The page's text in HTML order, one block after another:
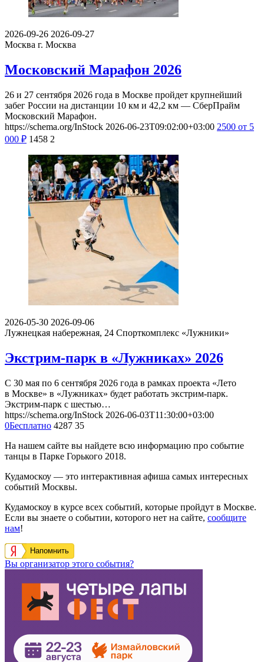
2026-09-26 2026-09-27
Москва г. Москва
Московский Марафон 2026
26 и 27 сентября 2026 года в Москве пройдет крупнейший
забег России на дистанции 10 км и 42,2 км — СберПрайм
Московский Марафон.
https://schema.org/InStock 2026-06-23T09:02:00+03:00 2500 от 5
000 ₽ 1458 2
2026-05-30 2026-09-06
Лужнецкая набережная, 24 Спорткомплекс «Лужники»
Экстрим-парк в «Лужниках» 2026
С 30 мая по 6 сентября 2026 года в рамках проекта «Лето
в Москве» в «Лужниках» будет работать экстрим-парк.
Экстрим-парк с шестью…
https://schema.org/InStock 2026-06-03T11:30:00+03:00
0Бесплатно 4287 35
На нашем сайте вы найдете всю информацию про событие
танцы в Парке Горького 2018.
Кудамоскоу — это интерактивная афиша самых интересных
событий Москвы.
Кудамоскоу в курсе всех событий, которые пройдут в Москве.
Если вы знаете о событии, которого нет на сайте, сообщите
нам!
Напомнить
Вы организатор этого события?